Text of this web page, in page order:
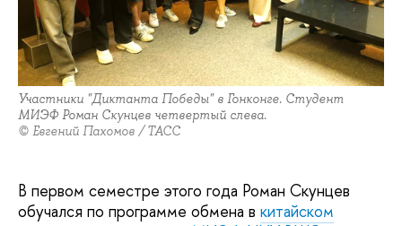
Участники "Диктанта Победы" в Гонконге. Студент
МИЭФ Роман Скунцев четвертый слева.
© Евгений Пахомов / ТАСС
В первом семестре этого года Роман Скунцев
обучался по программе обмена в китайском